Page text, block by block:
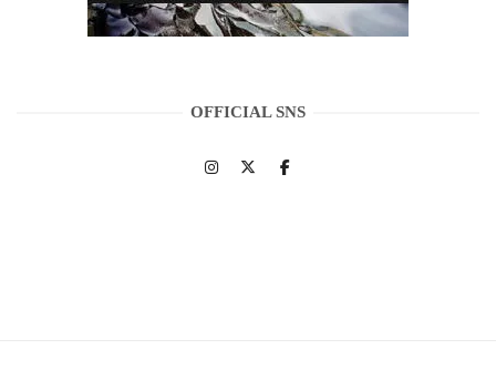
OFFICIAL SNS